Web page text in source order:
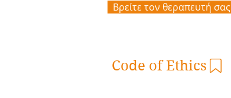
Βρείτε τον θεραπευτή σας
Code of Ethics